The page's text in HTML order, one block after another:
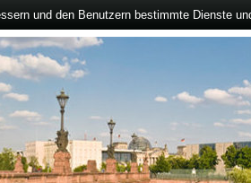
und den Benutzern bestimmte Dienste